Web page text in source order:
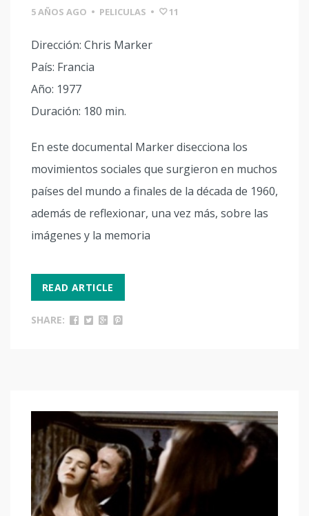
5 AÑOS AGO • PELICULAS • 11
Dirección: Chris Marker
País: Francia
Año: 1977
Duración: 180 min.
En este documental Marker disecciona los
movimientos sociales que surgieron en muchos
países del mundo a finales de la década de 1960,
además de reflexionar, una vez más, sobre las
imágenes y la memoria
READ ARTICLE
SHARE: